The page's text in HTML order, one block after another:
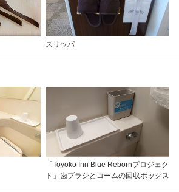
スリッパ
「Toyoko Inn Blue Rebornプロジェク
ト」歯ブラシとコームの回収ボックス